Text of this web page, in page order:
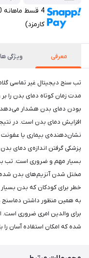
کارمزد)
معرفی ویژگی ها
مدت زمان کوتاه دمای بدن را
بودن دمای بدن هشدار
افزایش دمای بدن است. در
نشان‌دهنده‌ی بیماری یا
پزشکی گرفتن اندازه‌ی دمای
بسیار مهم و ضروری است. تب
مختل شدن آنزیم‌های بدن شده
خطر برای کودکان که بدن
به همین منظور داشتن
برای والدین امری ضروری
شده که امکان استفاده آسان